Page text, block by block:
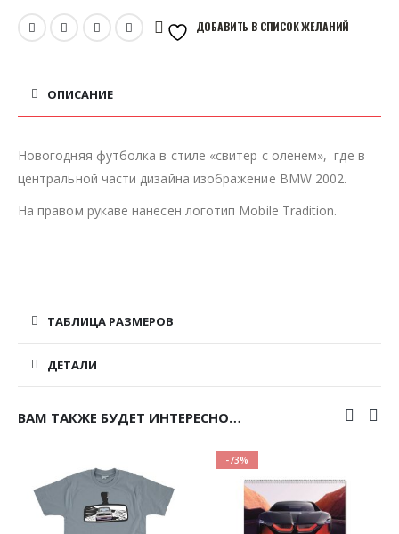
ДОБАВИТЬ В СПИСОК ЖЕЛАНИЙ
ОПИСАНИЕ
Новогодняя футболка в стиле «свитер с оленем», где в
центральной части дизайна изображение BMW 2002.
На правом рукаве нанесен логотип Mobile Tradition.
ТАБЛИЦА РАЗМЕРОВ
ДЕТАЛИ
ВАМ ТАКЖЕ БУДЕТ ИНТЕРЕСНО…
-73%